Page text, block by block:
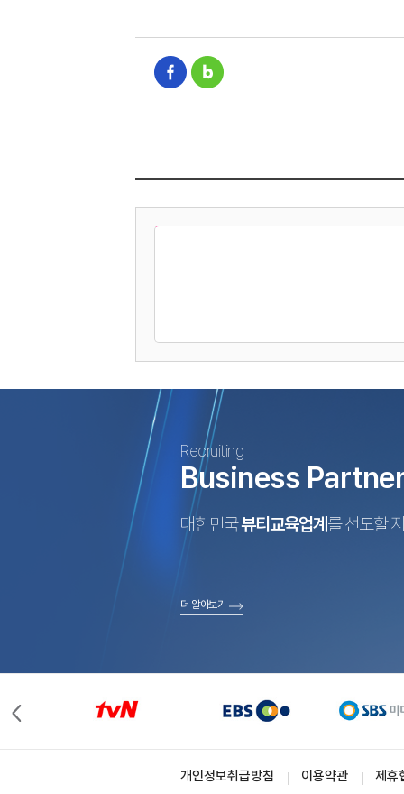
Recruiting
Business
대한민국뷰티교육업계 를 선도할
더 알아보기
개인정보취급방침 이용약관 제휴